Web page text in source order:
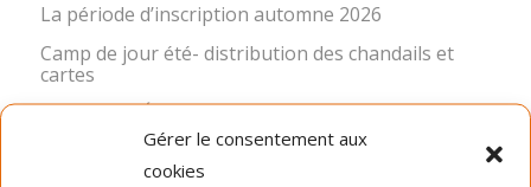
Gérer le consentement aux
cookies
La période d’inscription automne 2026
Camp de jour été- distribution des chandails et
cartes
Inscription Été 2026